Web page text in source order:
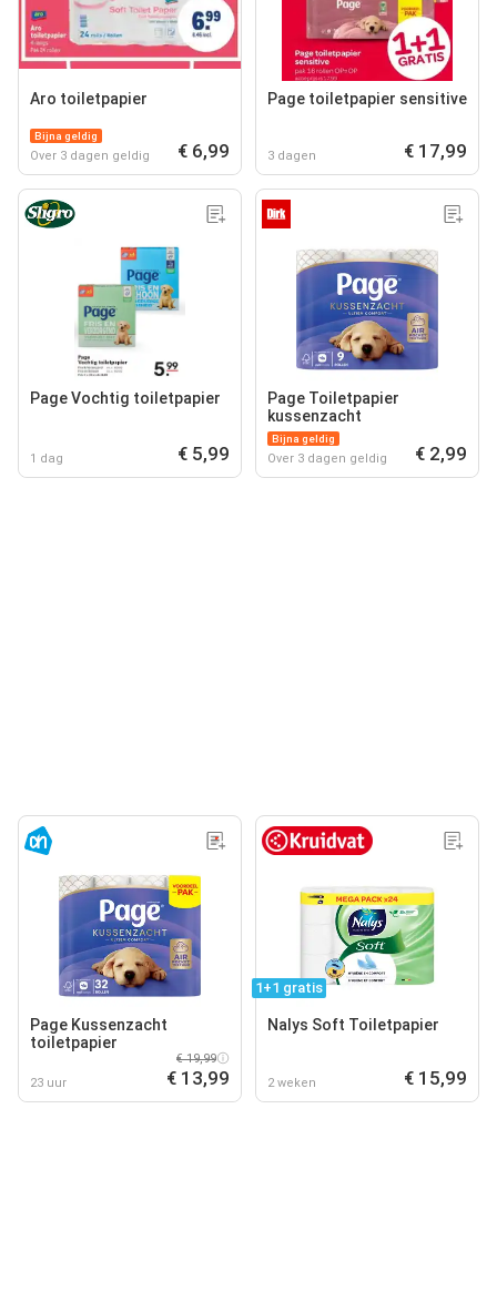
Aro toiletpapier
Bijna geldig
Over 3 dagen geldig € 6,99
Page toiletpapier sensitive
3 dagen € 17,99
Page Vochtig toiletpapier
1 dag € 5,99
Page Toiletpapier
kussenzacht
Bijna geldig
Over 3 dagen geldig € 2,99
Page Kussenzacht
toiletpapier
23 uur
€ 19,99
€ 13,99
1+1 gratis
Nalys Soft Toiletpapier
2 weken € 15,99